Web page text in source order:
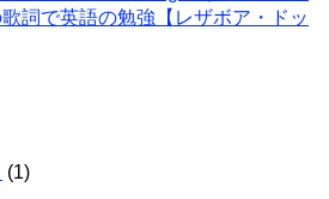
詞で英語の勉強【レザボア・ドッ
(1)